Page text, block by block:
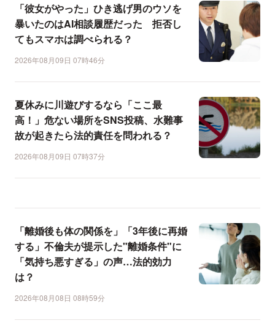
「彼女がやった」ひき逃げ男のウソを
暴いたのはAI相談履歴だった 拒否し
てもスマホは調べられる？
2026年08月09日 07時46分
夏休みに川遊びするなら「ここ最
高！」危ない場所をSNS投稿、水難事
故が起きたら法的責任を問われる？
2026年08月09日 07時37分
「離婚後も体の関係を」「3年後に再婚
する」不倫夫が提示した"離婚条件"に
「気持ち悪すぎる」の声…法的効力
は？
2026年08月08日 08時59分